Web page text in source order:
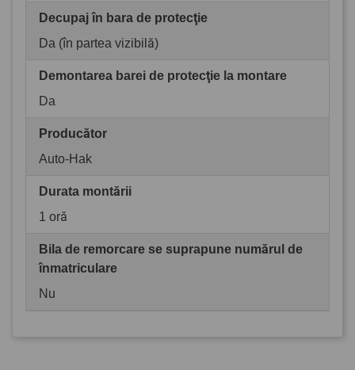
Decupaj în bara de protecţie
Da (în partea vizibilă)
Demontarea barei de protecţie la montare
Da
Producător
Auto-Hak
Durata montării
1 oră
Bila de remorcare se suprapune numărul de
înmatriculare
Nu